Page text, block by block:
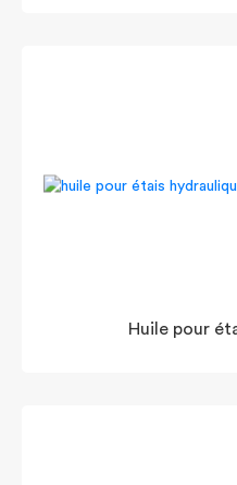
Huile pour